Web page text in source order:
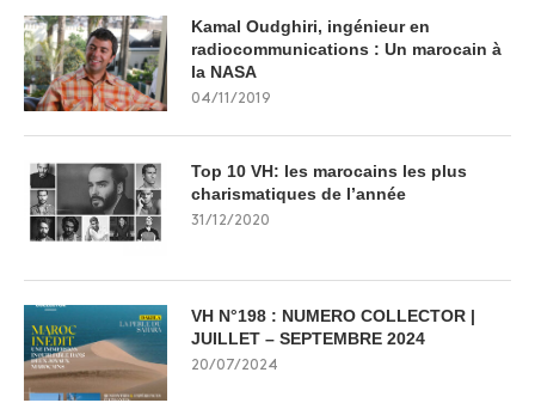
Kamal Oudghiri, ingénieur en
radiocommunications : Un marocain à
la NASA
04/11/2019
Top 10 VH: les marocains les plus
charismatiques de l’année
31/12/2020
VH N°198 : NUMERO COLLECTOR |
JUILLET – SEPTEMBRE 2024
20/07/2024